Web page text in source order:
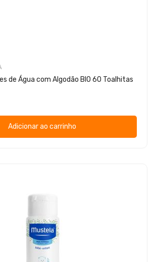
de Água com Algodão BIO 60 Toalhitas
Adicionar ao carrinho